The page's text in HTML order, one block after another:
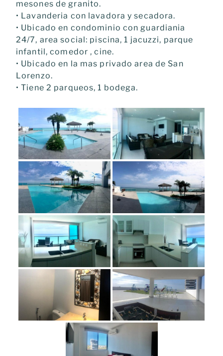
mesones de granito.
• Lavanderia con lavadora y secadora.
• Ubicado en condominio con guardiania
24/7, area social: piscina, 1 jacuzzi, parque
infantil, comedor , cine.
• Ubicado en la mas privado area de San
Lorenzo.
• Tiene 2 parqueos, 1 bodega.